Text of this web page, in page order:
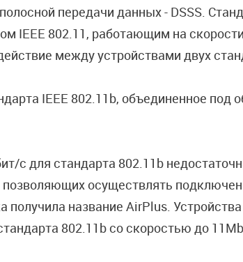
передачи данных - DSSS.
IEEE 802.11, работающим на
между устройствами двух
IEEE 802.11b, объединенное под
с для стандарта 802.11b
осуществлять
получила название AirPlus.
802.11b со скоростью до